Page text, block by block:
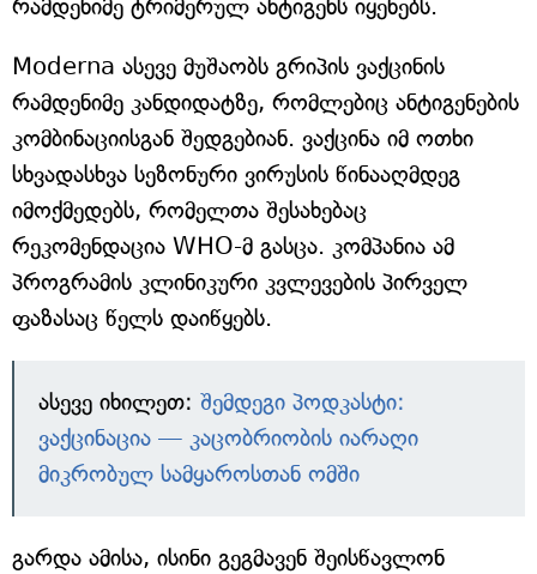
რამდენიმე ტრიმერულ ანტიგენს იყენებს.
Moderna ასევე მუშაობს გრიპის ვაქცინის
რამდენიმე კანდიდატზე, რომლებიც ანტიგენების
კომბინაციისგან შედგებიან. ვაქცინა იმ ოთხი
სხვადასხვა სეზონური ვირუსის წინააღმდეგ
იმოქმედებს, რომელთა შესახებაც
რეკომენდაცია WHO-მ გასცა. კომპანია ამ
პროგრამის კლინიკური კვლევების პირველ
ფაზასაც წელს დაიწყებს.
ასევე იხილეთ: შემდეგი პოდკასტი:
ვაქცინაცია — კაცობრიობის იარაღი
მიკრობულ სამყაროსთან ომში
გარდა ამისა, ისინი გეგმავენ შეისწავლონ